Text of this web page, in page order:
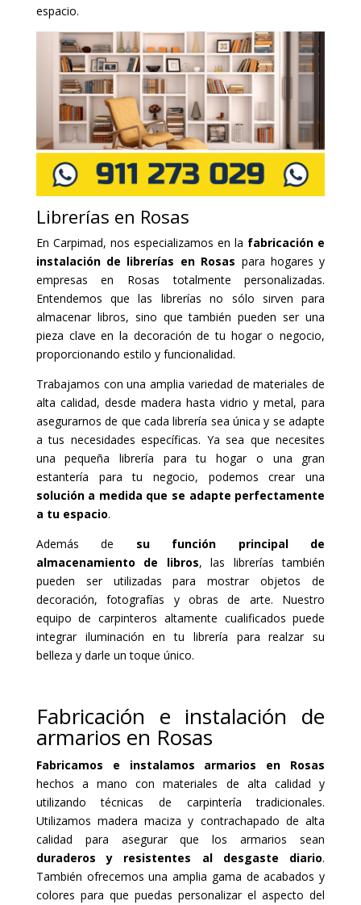
espacio.
Librerías en Rosas
En Carpimad, nos especializamos en la fabricación e
instalación de librerías en Rosas para hogares y
empresas en Rosas totalmente personalizadas.
Entendemos que las librerías no sólo sirven para
almacenar libros, sino que también pueden ser una
pieza clave en la decoración de tu hogar o negocio,
proporcionando estilo y funcionalidad.
Trabajamos con una amplia variedad de materiales de
alta calidad, desde madera hasta vidrio y metal, para
asegurarnos de que cada librería sea única y se adapte
a tus necesidades específicas. Ya sea que necesites
una pequeña librería para tu hogar o una gran
estantería para tu negocio, podemos crear una
solución a medida que se adapte perfectamente
a tu espacio.
Además de su función principal de
almacenamiento de libros, las librerías también
pueden ser utilizadas para mostrar objetos de
decoración, fotografías y obras de arte. Nuestro
equipo de carpinteros altamente cualificados puede
integrar iluminación en tu librería para realzar su
belleza y darle un toque único.
Fabricación e instalación de
armarios en Rosas
Fabricamos e instalamos armarios en Rosas
hechos a mano con materiales de alta calidad y
utilizando técnicas de carpintería tradicionales.
Utilizamos madera maciza y contrachapado de alta
calidad para asegurar que los armarios sean
duraderos y resistentes al desgaste diario.
También ofrecemos una amplia gama de acabados y
colores para que puedas personalizar el aspecto del